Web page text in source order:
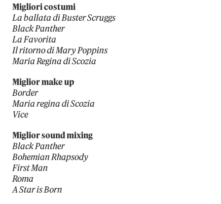
Migliori costumi
La ballata di Buster Scruggs
Black Panther
La Favorita
Il ritorno di Mary Poppins
Maria Regina di Scozia
Miglior make up
Border
Maria regina di Scozia
Vice
Miglior sound mixing
Black Panther
Bohemian Rhapsody
First Man
Roma
A Star is Born